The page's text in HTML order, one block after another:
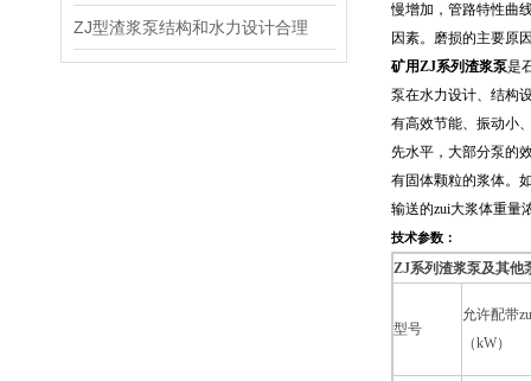
ZJ型渣浆泵结构和水力设计合理
慢增加，管路特性曲
因素。磨损的主要原
矿用ZJ系列渣浆泵是
泵在水力设计、结构
有高效节能、振动小
先水平，大部分泵的
有固体颗粒的浆体。
输送的zui大浆体重量
技术参数：
ZJ系列渣浆泵及其他
型号
允许配带
（kW）